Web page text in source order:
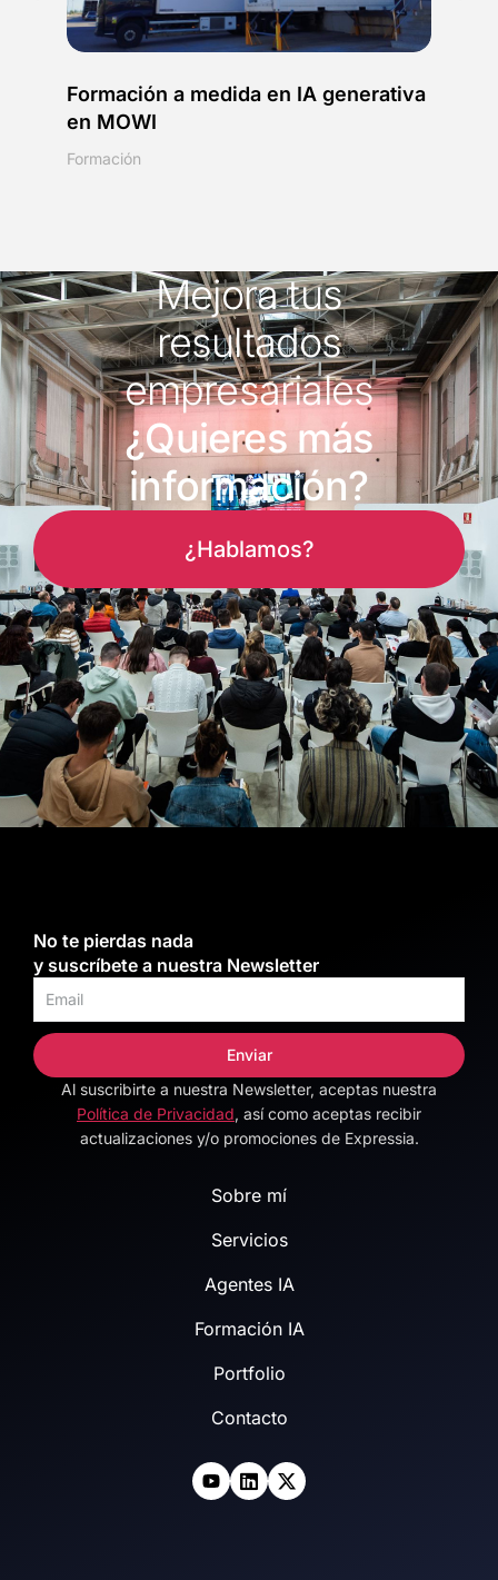
Formación a medida en IA generativa
en MOWI
Formación
Mejora tus
resultados
empresariales
¿Quieres más
información?
¿Hablamos?
No te pierdas nada
y suscríbete a nuestra Newsletter
Enviar
Alternative:
Al suscribirte a nuestra Newsletter, aceptas nuestra
Política de Privacidad, así como aceptas recibir
actualizaciones y/o promociones de Expressia.
Sobre mí
Servicios
Agentes IA
Formación IA
Portfolio
Contacto